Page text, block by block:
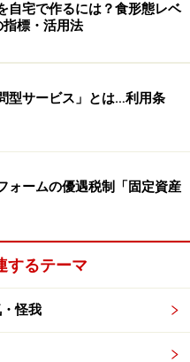
の部分が作用して
がどのように動いている
に移ります。
感をフル活用していま
使っているか一覧表にして
と、
にあるように
の「噛む」動作が始ま
自宅で作るには？食形態レベ
標・活用法
型サービス」とは…利用条
ォームの優遇税制「固定資産
するテーマ
怪我